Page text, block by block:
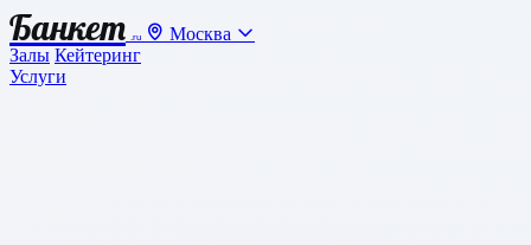
Банкет .ru
Москва
Залы Кейтеринг
Услуги